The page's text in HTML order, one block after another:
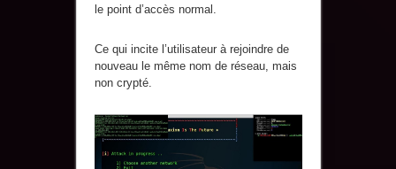
le point d’accès normal.
Ce qui incite l’utilisateur à rejoindre de
nouveau le même nom de réseau, mais
non crypté.